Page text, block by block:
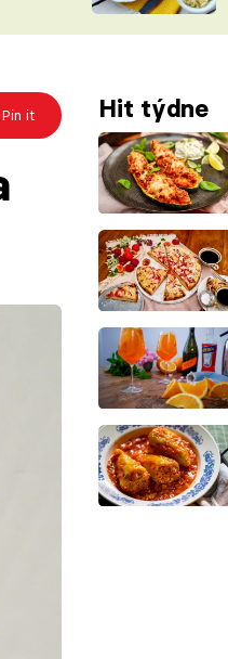
ŠÉFREDAKTORKY
ČASOPIS
Pin it Hit týdne